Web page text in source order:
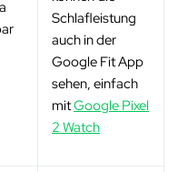
Schlafleistung
auch in der
Google Fit App
sehen, einfach
mitGoogle Pixel
2 Watch